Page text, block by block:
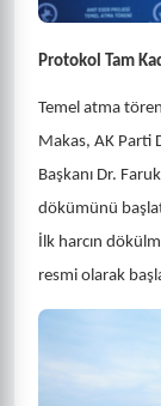
Protokol Tam
Temel atma
Makas, AK Parti
Başkanı Dr.
dökümünü
İlk harcın
resmi olarak